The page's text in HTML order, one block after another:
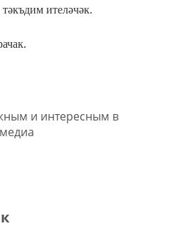
ителәчәк.
и интересным в